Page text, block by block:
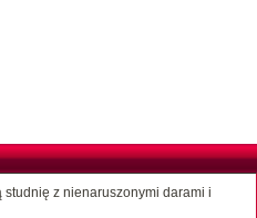
z nienaruszonymi darami i